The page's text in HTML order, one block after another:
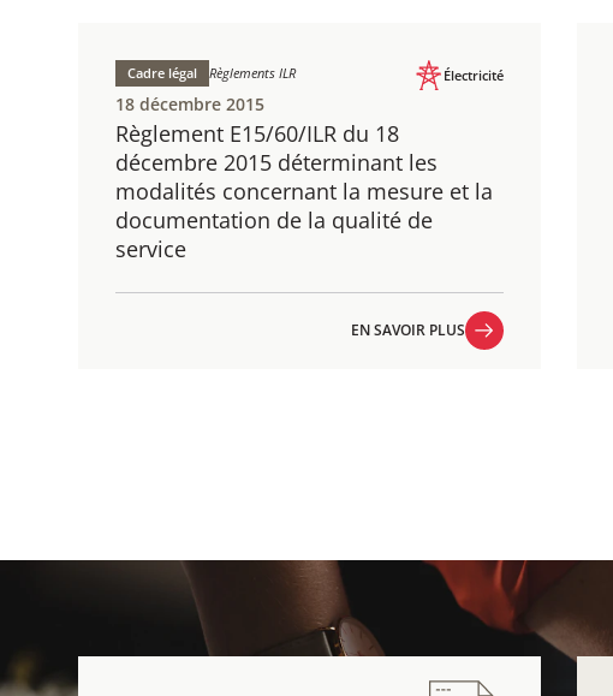
Règlement E15/60/ILR du 18
décembre 2015 déterminant les
modalités concernant la mesure et la
documentation de la qualité de
service
Cadre légal Règlements ILR Électricité
18 décembre 2015
EN SAVOIR PLUS